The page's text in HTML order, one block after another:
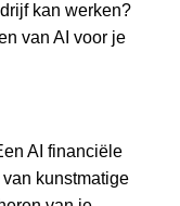
kan werken?
van AI voor je
AI financiële
kunstmatige